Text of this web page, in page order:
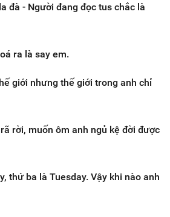
đà - Người đang đọc tus chắc là
ra là say em.
giới nhưng thế giới trong anh chỉ
rời, muốn ôm anh ngủ kệ đời được
thứ ba là Tuesday. Vậy khi nào anh